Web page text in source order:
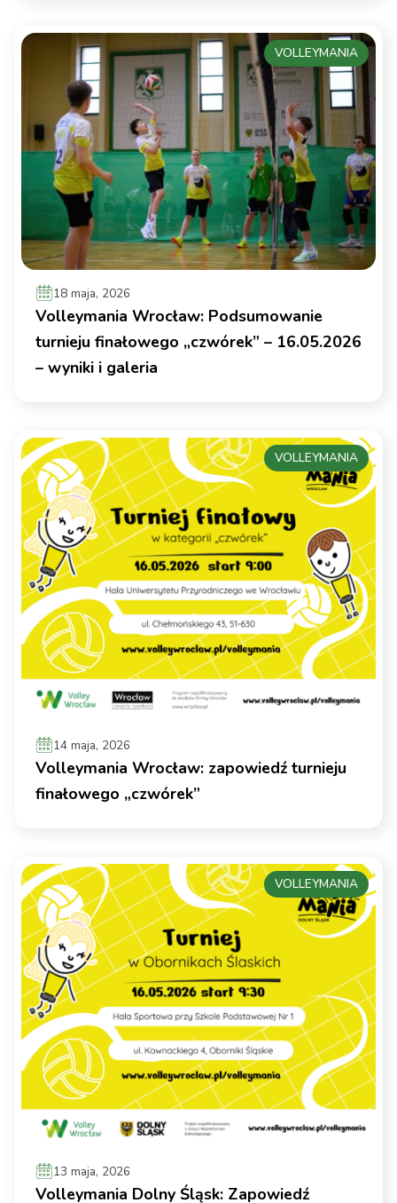
18 maja, 2026
Volleymania Wrocław: Podsumowanie
turnieju finałowego „czwórek” – 16.05.2026
– wyniki i galeria
VOLLEYMANIA
14 maja, 2026
Volleymania Wrocław: zapowiedź turnieju
finałowego „czwórek”
VOLLEYMANIA
13 maja, 2026
Volleymania Dolny Śląsk: Zapowiedź
VOLLEYMANIA